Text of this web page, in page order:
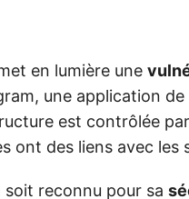
en lumière une
une application
est contrôlée
ont des liens avec les
soit reconnu pour sa